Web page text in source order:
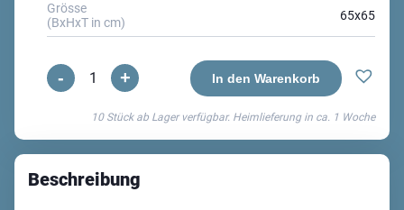
Grösse
(BxHxT in cm)
65x65
-
Ronja
Menge
+ In den Warenkorb
10 Stück ab Lager verfügbar. Heimlieferung in ca. 1 Woche
Beschreibung